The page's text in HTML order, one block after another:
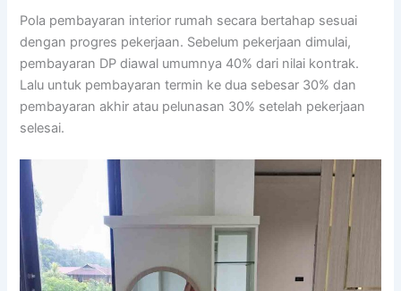
Pola pembayaran interior rumah secara bertahap sesuai
dengan progres pekerjaan. Sebelum pekerjaan dimulai,
pembayaran DP diawal umumnya 40% dari nilai kontrak.
Lalu untuk pembayaran termin ke dua sebesar 30% dan
pembayaran akhir atau pelunasan 30% setelah pekerjaan
selesai.